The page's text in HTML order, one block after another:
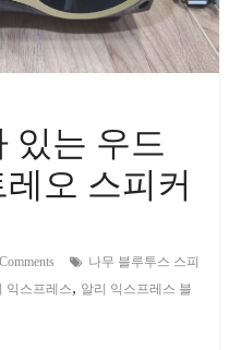
있는 우드
오 스피커
나무 블루투스 스피
익스프레스, 알리 익스프레스 블